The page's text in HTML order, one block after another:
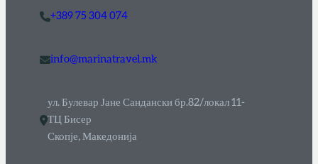
+389 75 304 074
info@marinatravel.mk
ул. Булевар Јане Сандански бр.82/локал 11-
ТЦ Бисер
Скопје, Македонија